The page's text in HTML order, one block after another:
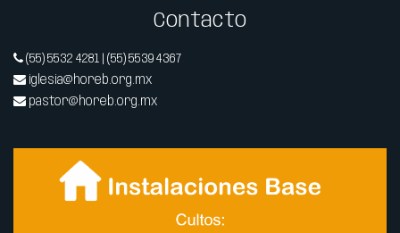
Contacto
(55) 5532 4281 | (55) 5539 4367
iglesia@horeb.org.mx
pastor@horeb.org.mx